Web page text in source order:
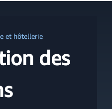
et hôtellerie
des